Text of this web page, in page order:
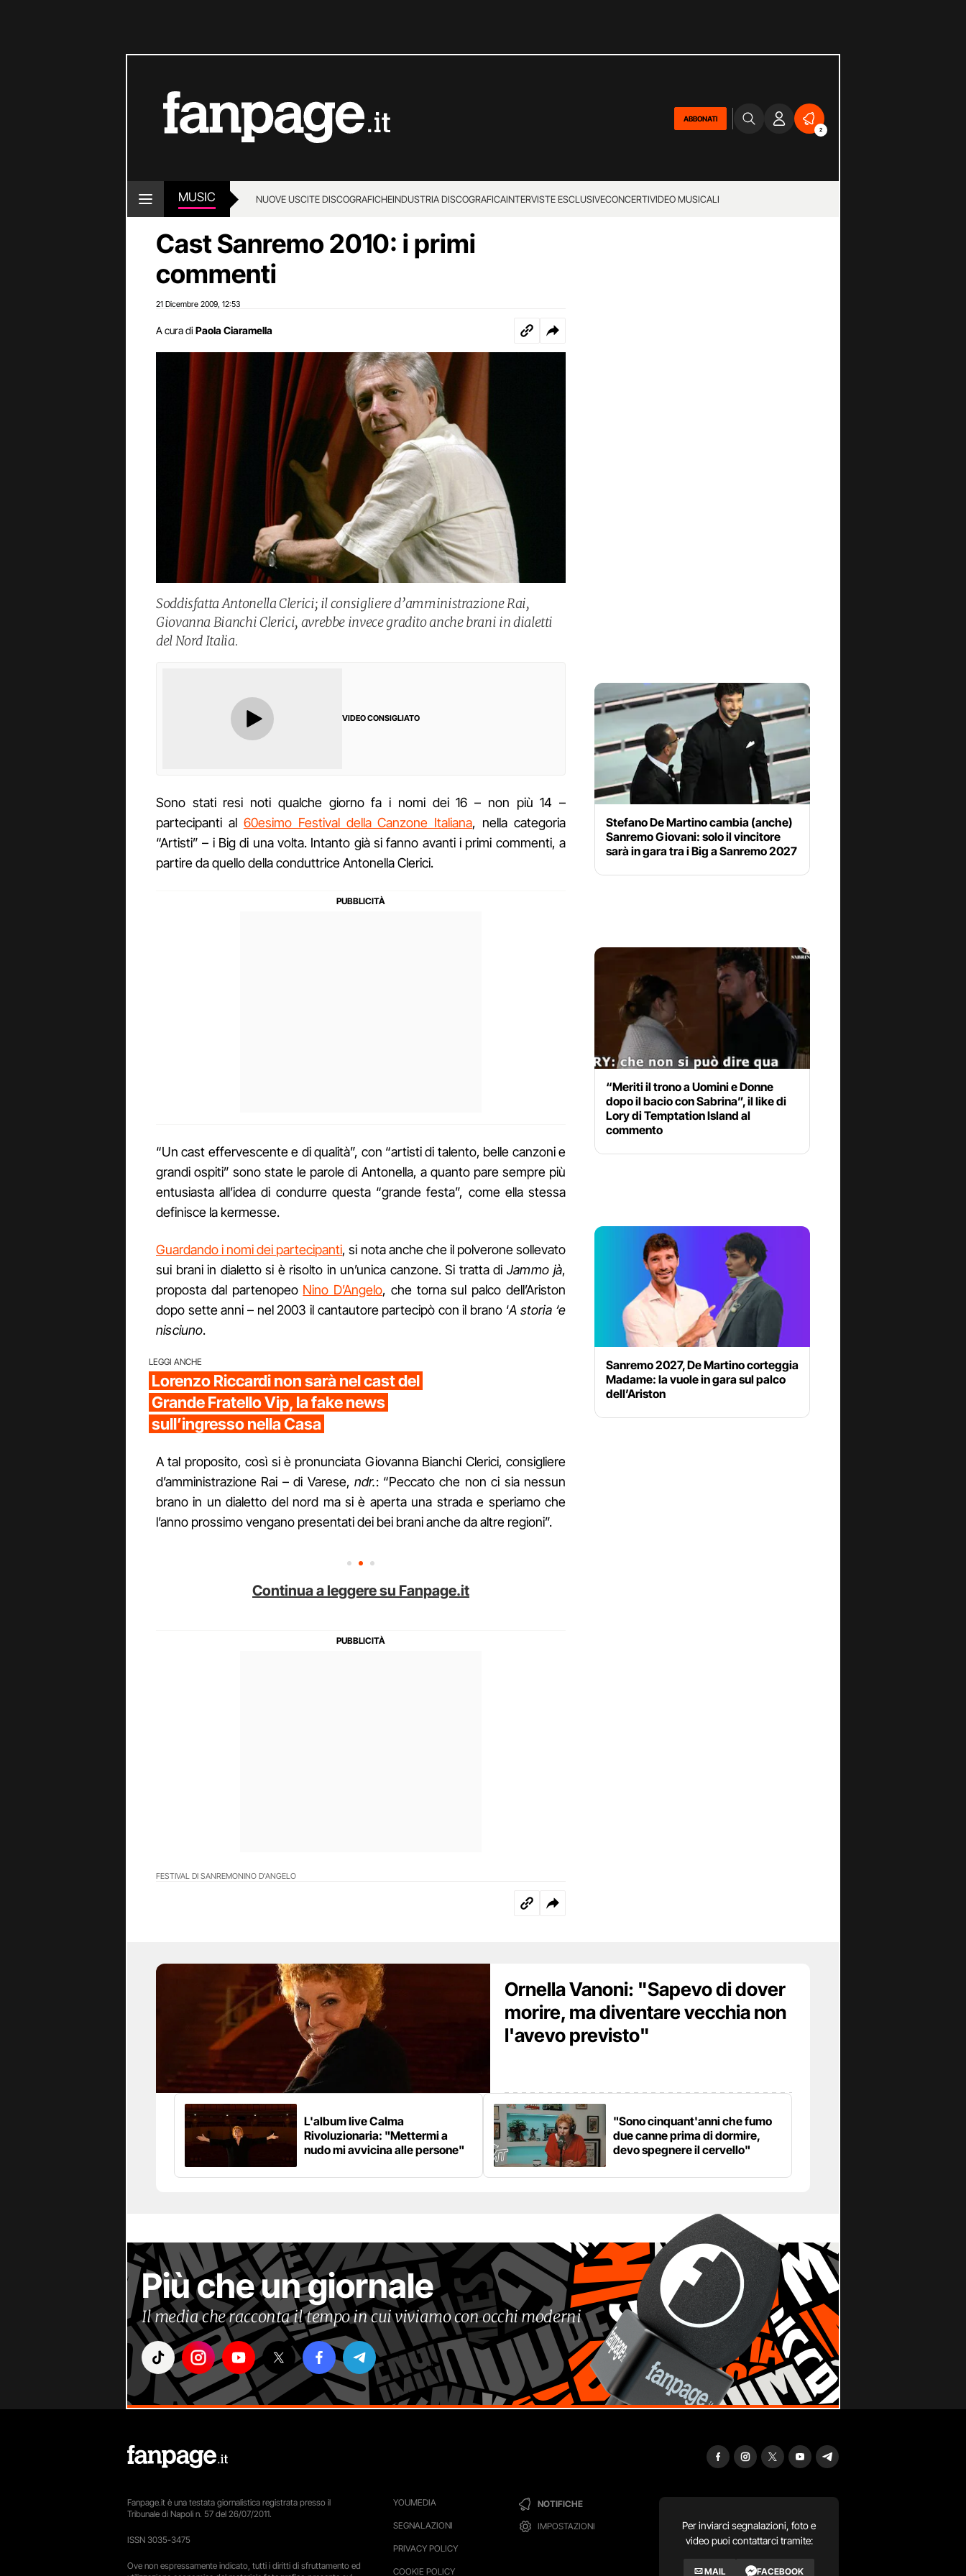
ABBONATI
2
MUSIC NUOVE USCITE DISCOGRAFICHEINDUSTRIA DISCOGRAFICAINTERVISTE ESCLUSIVECONCERTIVIDEO MUSICALI
Cast Sanremo 2010: i primi
commenti
21 Dicembre 2009 12:53
A cura di Paola Ciaramella
Soddisfatta Antonella Clerici; il consigliere d’amministrazione Rai,
Giovanna Bianchi Clerici, avrebbe invece gradito anche brani in dialetti
del Nord Italia.
VIDEO CONSIGLIATO
Sono stati resi noti qualche giorno fa i nomi dei 16 – non più 14 –
partecipanti al 60esimo Festival della Canzone Italiana, nella categoria
“Artisti” – i Big di una volta. Intanto già si fanno avanti i primi commenti, a
partire da quello della conduttrice Antonella Clerici.
“Un cast effervescente e di qualità”, con “artisti di talento, belle canzoni e
grandi ospiti” sono state le parole di Antonella, a quanto pare sempre più
entusiasta all’idea di condurre questa “grande festa”, come ella stessa
definisce la kermesse.
Guardando i nomi dei partecipanti, si nota anche che il polverone sollevato
sui brani in dialetto si è risolto in un’unica canzone. Si tratta diJammo jà,
proposta dal partenopeo Nino D’Angelo, che torna sul palco dell’Ariston
dopo sette anni – nel 2003 il cantautore partecipò con il brano ‘A storia ‘e
nisciuno.
LEGGI ANCHE
Lorenzo Riccardi non sarà nel cast del
Grande Fratello Vip, la fake news
sull’ingresso nella Casa
A tal proposito, così si è pronunciata Giovanna Bianchi Clerici, consigliere
d’amministrazione Rai – di Varese, ndr.: “Peccato che non ci sia nessun
brano in un dialetto del nord ma si è aperta una strada e speriamo che
l’anno prossimo vengano presentati dei bei brani anche da altre regioni”.
Continua a leggere su Fanpage.it
FESTIVAL DI SANREMONINO D'ANGELO
Stefano De Martino cambia (anche)
Sanremo Giovani: solo il vincitore
sarà in gara tra i Big a Sanremo 2027
“Meriti il trono a Uomini e Donne
dopo il bacio con Sabrina”, il like di
Lory di Temptation Island al
commento
Sanremo 2027, De Martino corteggia
Madame: la vuole in gara sul palco
dell’Ariston
Ornella Vanoni: "Sapevo di dover
morire, ma diventare vecchia non
l'avevo previsto"
L'album live Calma
Rivoluzionaria: "Mettermi a
nudo mi avvicina alle persone"
"Sono cinquant'anni che fumo
due canne prima di dormire,
devo spegnere il cervello"
Più che un giornale
Il media che racconta il tempo in cui viviamo con occhi moderni
YOUMEDIA
SEGNALAZIONI
PRIVACY POLICY
COOKIE POLICY
NOTIFICHE
IMPOSTAZIONI
Per inviarci segnalazioni, foto e
video puoi contattarci tramite:
MAIL FACEBOOK
Fanpage.it è una testata giornalistica registrata presso il
Tribunale di Napoli n. 57 del 26/07/2011.
ISSN 3035-3475
Ove non espressamente indicato, tutti i diritti di sfruttamento ed